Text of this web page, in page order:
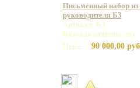
Письменный набор из
руководителя Б3
Артикул: Б3
Базовая единица: шт
Цена:
90 000,00